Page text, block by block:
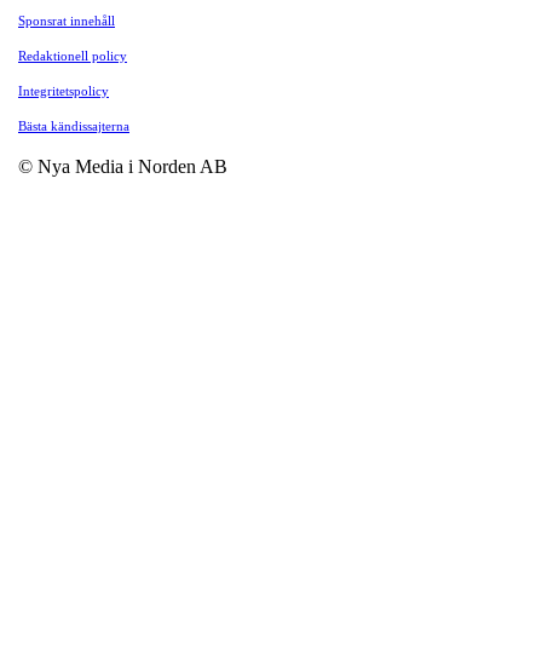
Sponsrat innehåll
Redaktionell policy
Integritetspolicy
Bästa kändissajterna
© Nya Media i Norden AB